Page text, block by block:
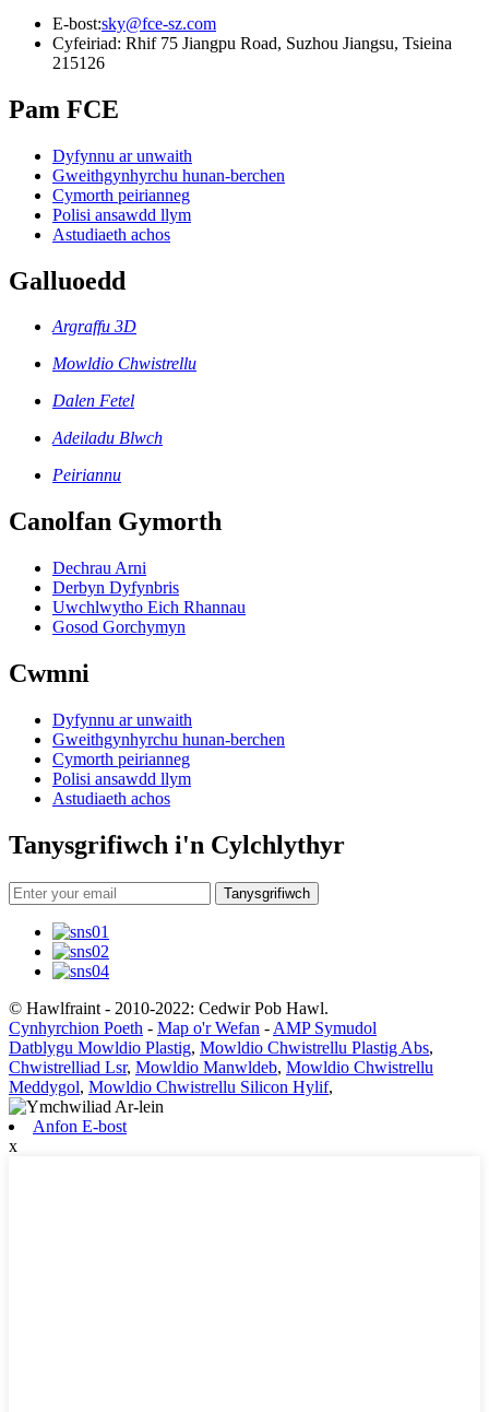
E-bost:sky@fce-sz.com
Cyfeiriad: Rhif 75 Jiangpu Road, Suzhou Jiangsu, Tsieina
215126
Pam FCE
Dyfynnu ar unwaith
Gweithgynhyrchu hunan-berchen
Cymorth peirianneg
Polisi ansawdd llym
Astudiaeth achos
Galluoedd
Argraffu 3D
Mowldio Chwistrellu
Dalen Fetel
Adeiladu Blwch
Peiriannu
Canolfan Gymorth
Dechrau Arni
Derbyn Dyfynbris
Uwchlwytho Eich Rhannau
Gosod Gorchymyn
Cwmni
Dyfynnu ar unwaith
Gweithgynhyrchu hunan-berchen
Cymorth peirianneg
Polisi ansawdd llym
Astudiaeth achos
Tanysgrifiwch i'n Cylchlythyr
Tanysgrifiwch
© Hawlfraint - 2010-2022: Cedwir Pob Hawl.
Cynhyrchion Poeth - Map o'r Wefan - AMP Symudol
Datblygu Mowldio Plastig, Mowldio Chwistrellu Plastig Abs,
Chwistrelliad Lsr, Mowldio Manwldeb, Mowldio Chwistrellu
Meddygol, Mowldio Chwistrellu Silicon Hylif,
Anfon E-bost
x